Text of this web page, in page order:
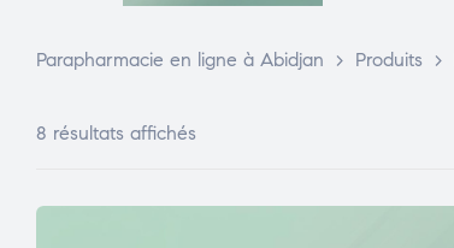
Parapharmacie en ligne à Abidjan > Produits >
8 résultats affichés